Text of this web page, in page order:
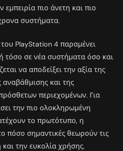
πιο άνετη και πιο
συστήματα.
PlayStation 4 παραμένει
τόσο σε νέα συστήματα όσο και
να αποδείξει την αξία της
αναβάθμισης και της
περιεχομένων. Για
την πιο ολοκληρωμένη
το πρωτότυπο, η
πόσο σημαντικές θεωρούν τις
την ευκολία χρήσης.